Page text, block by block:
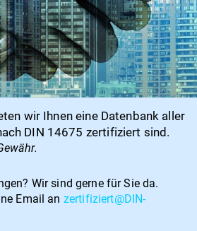
wir Ihnen eine Datenbank aller
DIN 14675 zertifiziert sind.
Wir sind gerne für Sie da.
Email an zertifiziert@DIN-